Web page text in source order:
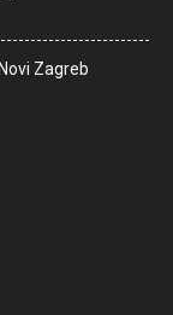
Zagreb